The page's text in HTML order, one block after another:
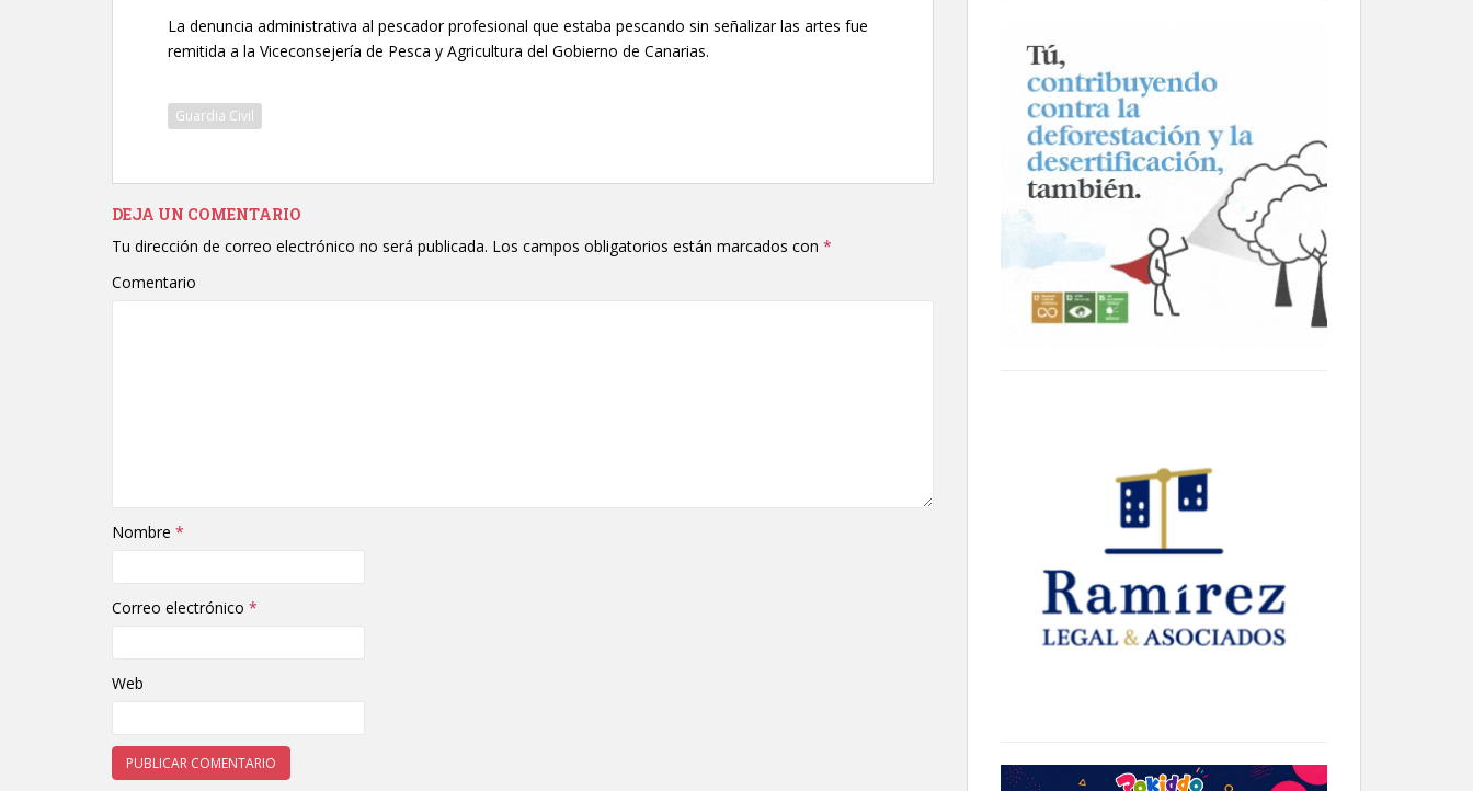
La denuncia administrativa al pescador profesional que estaba pescando sin señalizar las artes fue
remitida a la Viceconsejería de Pesca y Agricultura del Gobierno de Canarias.
Guardia Civil
DEJA UN COMENTARIO
Tu dirección de correo electrónico no será publicada. Los campos obligatorios están marcados con *
Comentario
Nombre *
Correo electrónico *
Web